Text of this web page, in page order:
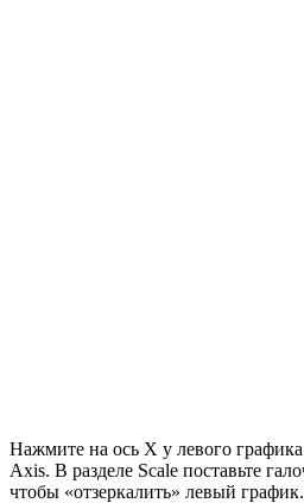
Нажмите на ось X у левого
Axis. В разделе Scale поставьте
чтобы «отзеркалить» левый график.